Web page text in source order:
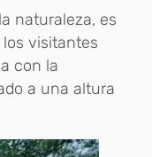
naturaleza, es
visitantes
con la
a una altura